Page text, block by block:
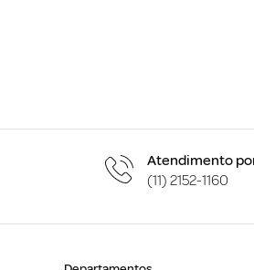
Atendimento
(11) 2152-1160